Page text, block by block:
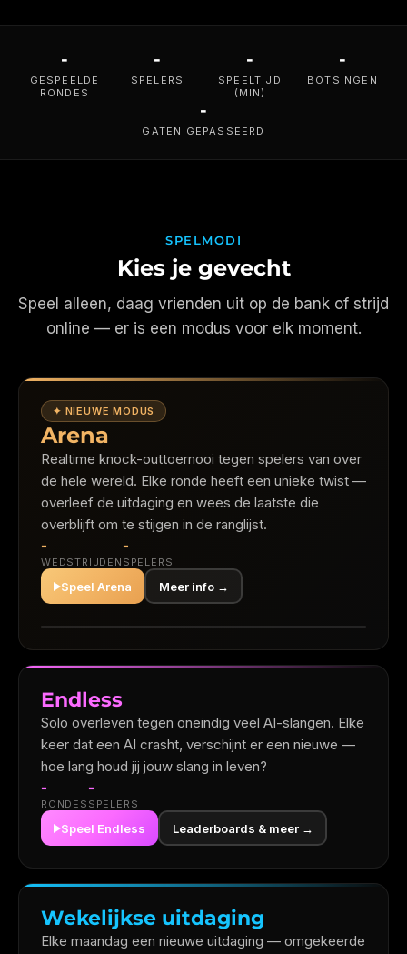
-
GESPEELDE
RONDES
-
SPELERS
-
SPEELTIJD
(MIN)
-
BOTSINGEN
-
GATEN GEPASSEERD
SPELMODI
Kies je gevecht
Speel alleen, daag vrienden uit op de bank of strijd
online — er is een modus voor elk moment.
✦ NIEUWE MODUS
Arena
Realtime knock-outtoernooi tegen spelers van over
de hele wereld. Elke ronde heeft een unieke twist —
overleef de uitdaging en wees de laatste die
overblijft om te stijgen in de ranglijst.
-
WEDSTRIJDEN
-
SPELERS
Speel Arena Meer info →
Openingsronde
Kwartfinale
Halve finale
Eén winnaar
SNELHEID
LANGZAAM
DRIE GATEN
DIKKE SPOREN
ZIGZAG
ZONDER MUREN
Endless
Solo overleven tegen oneindig veel AI-slangen. Elke
keer dat een AI crasht, verschijnt er een nieuwe —
hoe lang houd jij jouw slang in leven?
-
RONDES
-
SPELERS
Speel Endless Leaderboards & meer →
Wekelijkse uitdaging
Elke maandag een nieuwe uitdaging — omgekeerde